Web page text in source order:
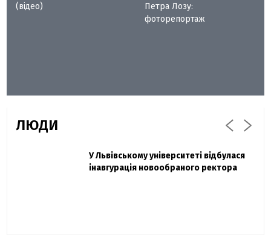
(відео)
Петра Лозу:
фоторепортаж
ЛЮДИ
Павло Дак
Захисник "Азовсталі" Діанов вдруге
одружився та показав фото з весілля
У Львівському університеті відбулася
інавгурація новообраного ректора